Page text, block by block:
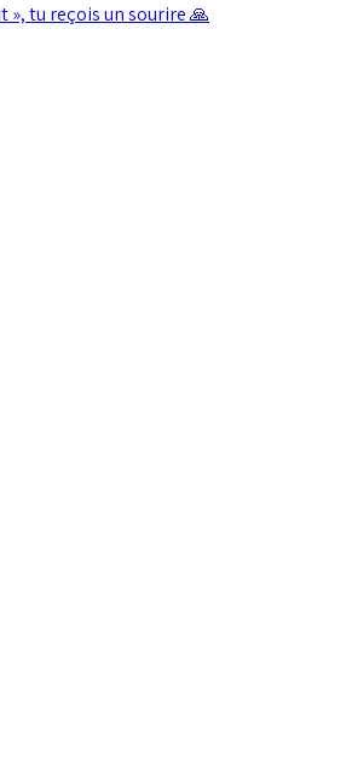
», tu reçois un sourire 🙏